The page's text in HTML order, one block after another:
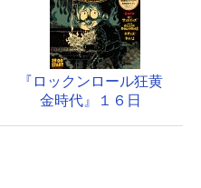
『ロックンロール狂黄
金時代』１６日